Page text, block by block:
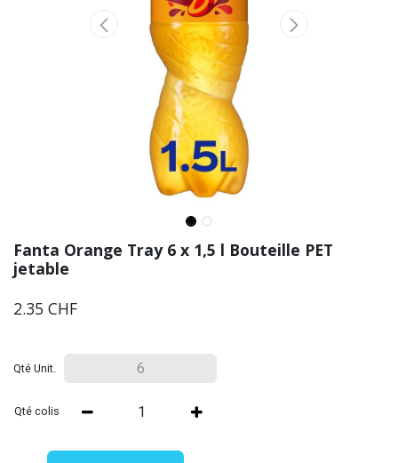
Fanta Orange Tray 6 x 1,5 l Bouteille PET
jetable
2.35 CHF
Qté Unit.
Qté colis